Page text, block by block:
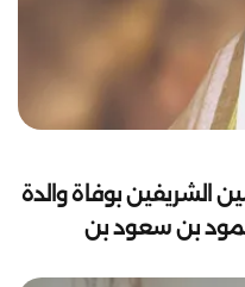
الشريفين بوفاة والدة
بن سعود بن